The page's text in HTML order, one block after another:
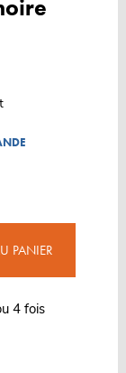
PANIER
4 fois